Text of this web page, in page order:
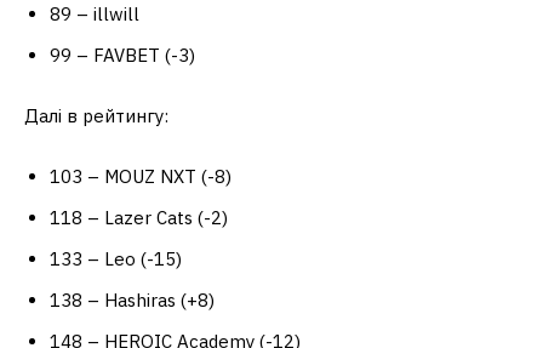
89 – illwill
99 – FAVBET (-3)
Далі в рейтингу:
103 – MOUZ NXT (-8)
118 – Lazer Cats (-2)
133 – Leo (-15)
138 – Hashiras (+8)
148 – HEROIC Academy (-12)